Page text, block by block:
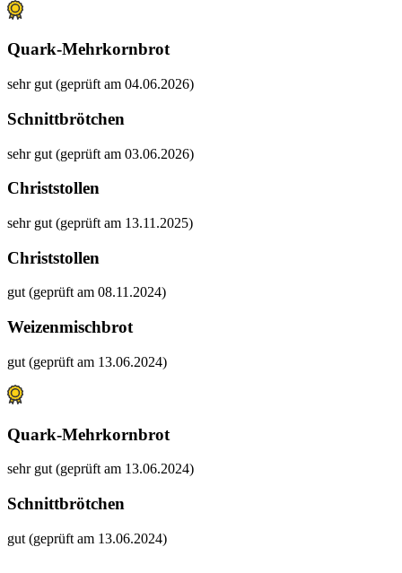
Quark-Mehrkornbrot
sehr gut (geprüft am 04.06.2026)
Schnittbrötchen
sehr gut (geprüft am 03.06.2026)
Christstollen
sehr gut (geprüft am 13.11.2025)
Christstollen
gut (geprüft am 08.11.2024)
Weizenmischbrot
gut (geprüft am 13.06.2024)
Quark-Mehrkornbrot
sehr gut (geprüft am 13.06.2024)
Schnittbrötchen
gut (geprüft am 13.06.2024)